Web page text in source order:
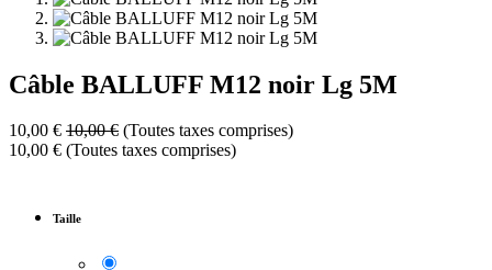
Câble BALLUFF M12 noir Lg 5M
10,00 € 10,00€ (Toutes taxes comprises)
10,00 € (Toutes taxes comprises)
Taille